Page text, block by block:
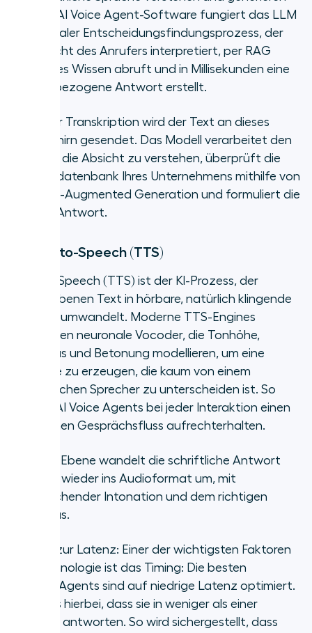
kann. In AI Voice Agent-Software fungiert das LLM
als zentraler Entscheidungsfindungsprozess, der
die Absicht des Anrufers interpretiert, per RAG
relevantes Wissen abruft und in Millisekunden eine
kontextbezogene Antwort erstellt.
Nach der Transkription wird der Text an dieses
LLM-Gehirn gesendet. Das Modell verarbeitet den
Text, um die Absicht zu verstehen, überprüft die
Wissensdatenbank Ihres Unternehmens mithilfe von
Retrieval-Augmented Generation und formuliert die
richtige Antwort.
3. Text-to-Speech (TTS)
Text-to-Speech (TTS) ist der KI-Prozess, der
geschriebenen Text in hörbare, natürlich klingende
Sprache umwandelt. Moderne TTS-Engines
verwenden neuronale Vocoder, die Tonhöhe,
Rhythmus und Betonung modellieren, um eine
Ausgabe zu erzeugen, die kaum von einem
menschlichen Sprecher zu unterscheiden ist. So
können AI Voice Agents bei jeder Interaktion einen
natürlichen Gesprächsfluss aufrechterhalten.
Die TTS-Ebene wandelt die schriftliche Antwort
des LLM wieder ins Audioformat um, mit
entsprechender Intonation und dem richtigen
Rhythmus.
Hinweis zur Latenz: Einer der wichtigsten Faktoren
der Technologie ist das Timing: Die besten
AI Voice Agents sind auf niedrige Latenz optimiert.
Ziel ist es hierbei, dass sie in weniger als einer
Sekunde antworten. So wird sichergestellt, dass